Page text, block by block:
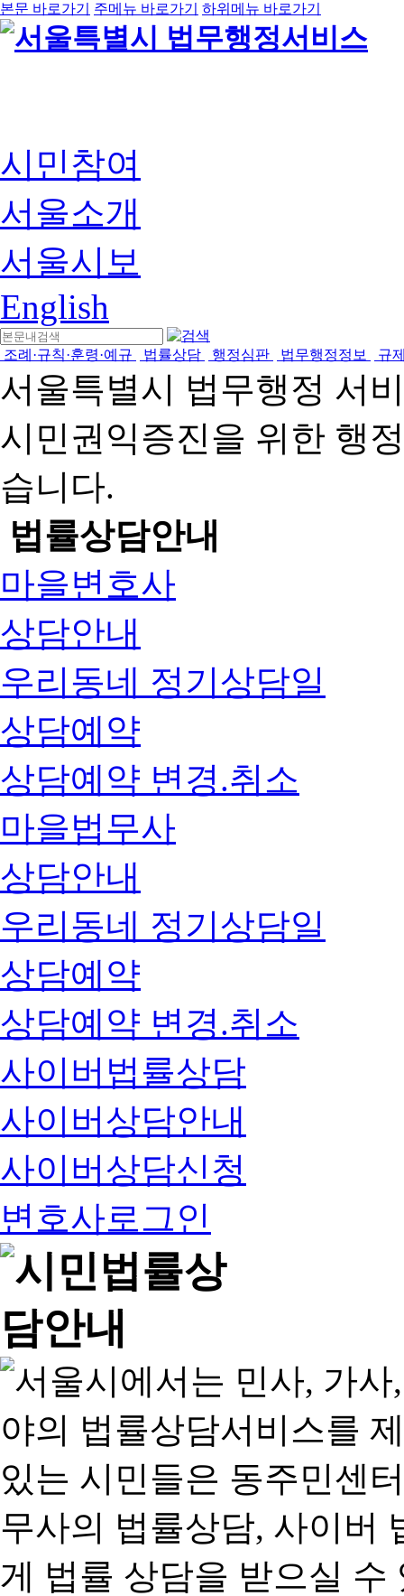
본문 바로가기 주메뉴 바로가기 하위메뉴 바로가기
시민참여
서울소개
서울시보
English
조례·규칙·훈령·예규 법률상담 행정심판 법무행정정보 규
서울특별시 법무행정 서
시민권익증진을 위한 행
습니다.
법률상담안내
마을변호사
상담안내
우리동네 정기상담일
상담예약
상담예약 변경.취소
마을법무사
상담안내
우리동네 정기상담일
상담예약
상담예약 변경.취소
사이버법률상담
사이버상담안내
사이버상담신청
변호사로그인